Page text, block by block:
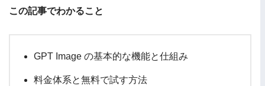
この記事でわかること
GPT Image の基本的な機能と仕組み
料金体系と無料で試す方法